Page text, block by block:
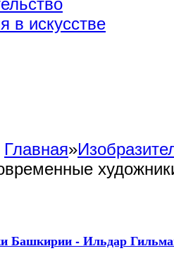
в искусстве
Главная»
Башкирии - Ильдар